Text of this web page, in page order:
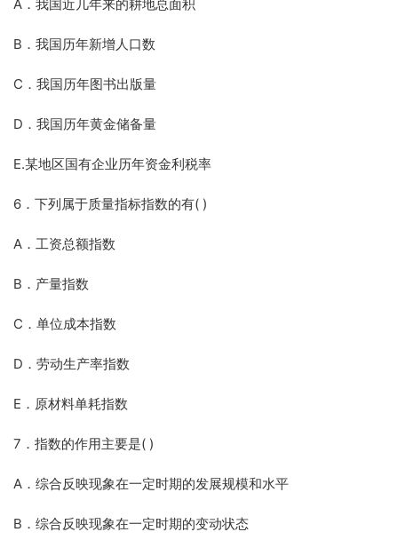
A．我国近几年来的耕地总面积
B．我国历年新增人口数
C．我国历年图书出版量
D．我国历年黄金储备量
E.某地区国有企业历年资金利税率
6．下列属于质量指标指数的有( )
A．工资总额指数
B．产量指数
C．单位成本指数
D．劳动生产率指数
E．原材料单耗指数
7．指数的作用主要是( )
A．综合反映现象在一定时期的发展规模和水平
B．综合反映现象在一定时期的变动状态